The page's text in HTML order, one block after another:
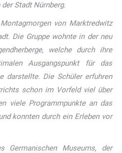
Stadt Nürnberg.
von Marktredwitz
Die Gruppe wohnte in der neu
welche durch ihre
Ausgangspunkt für das
darstellte. Die Schüler erfuhren
schon im Vorfeld viel über
viele Programmpunkte an das
konnten durch ein Erleben vor
Germanischen Museums, der